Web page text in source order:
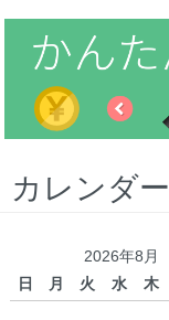
カレンダー
2026年8月
日
月 火 水 木